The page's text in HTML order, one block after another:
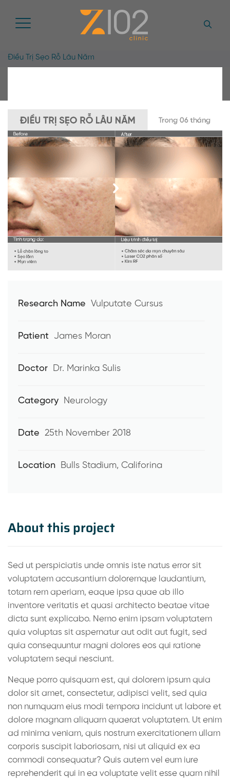
Điều Trị Sẹo Rỗ Lâu Năm
Research Name Vulputate Cursus
Patient James Moran
Doctor Dr. Marinka Sulis
Category Neurology
Date 25th November 2018
Location Bulls Stadium, Califorina
About this project
Sed ut perspiciatis unde omnis iste natus error sit
voluptatem accusantium doloremque laudantium,
totam rem aperiam, eaque ipsa quae ab illo
inventore veritatis et quasi architecto beatae vitae
dicta sunt explicabo. Nemo enim ipsam voluptatem
quia voluptas sit aspernatur aut odit aut fugit, sed
quia consequuntur magni dolores eos qui ratione
voluptatem sequi nesciunt.
Neque porro quisquam est, qui dolorem ipsum quia
dolor sit amet, consectetur, adipisci velit, sed quia
non numquam eius modi tempora incidunt ut labore et
dolore magnam aliquam quaerat voluptatem. Ut enim
ad minima veniam, quis nostrum exercitationem ullam
corporis suscipit laboriosam, nisi ut aliquid ex ea
commodi consequatur? Quis autem vel eum iure
reprehenderit qui in ea voluptate velit esse quam nihil